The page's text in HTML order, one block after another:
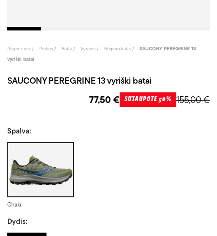
Pagrindinis Prekės Batai Vyrams Bėgimo batai
SAUCONY PEREGRINE 13
vyriški batai
SAUCONY PEREGRINE 13 vyriški batai
155,00 €
77,50 € SUTAUPOTE 50%
Spalva:
Chaki
Dydis: